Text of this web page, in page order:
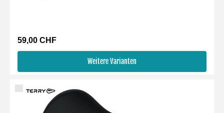
59,00 CHF
Weitere Varianten